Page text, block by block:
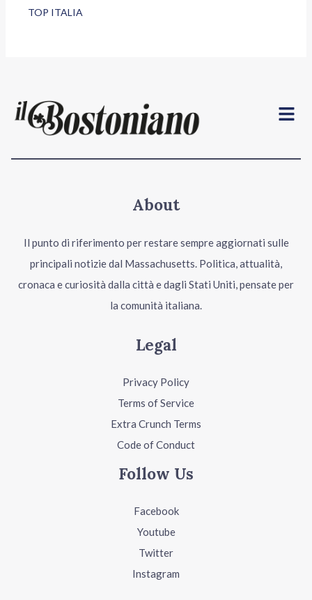
TOP ITALIA
Menu
About
Il punto di riferimento per restare sempre aggiornati sulle
principali notizie dal Massachusetts. Politica, attualità,
cronaca e curiosità dalla città e dagli Stati Uniti, pensate per
la comunità italiana.
Legal
Privacy Policy
Terms of Service
Extra Crunch Terms
Code of Conduct
Follow Us
Facebook
Youtube
Twitter
Instagram